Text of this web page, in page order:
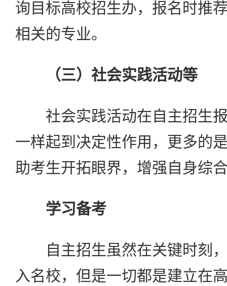
询目标高校招生办，报名时推
相关的专业。
（三）社会实践活动等
社会实践活动在自主招生报
一样起到决定性作用，更多的
助考生开拓眼界，增强自身综
学习备考
自主招生虽然在关键时刻，
入名校，但是一切都是建立在